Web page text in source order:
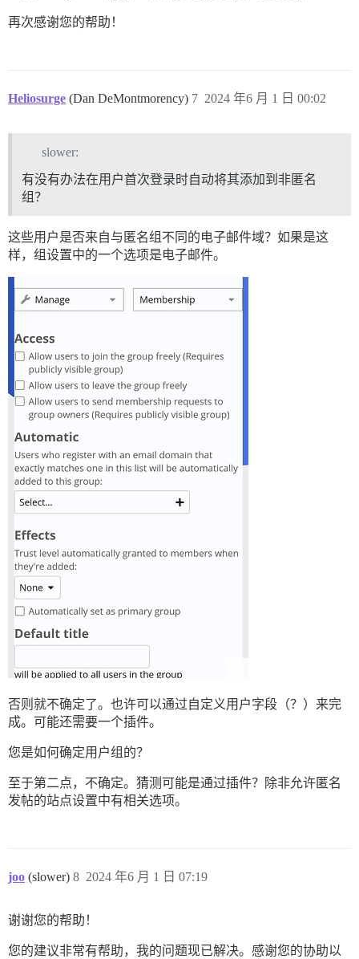
再次感谢您的帮助！
Heliosurge (Dan DeMontmorency) 2024 年6 月 1 日 00:02
7
slower:
有没有办法在用户首次登录时自动将其添加到非匿名
组？
这些用户是否来自与匿名组不同的电子邮件域？如果是这
样，组设置中的一个选项是电子邮件。
否则就不确定了。也许可以通过自定义用户字段（？）来完
成。可能还需要一个插件。
您是如何确定用户组的？
至于第二点，不确定。猜测可能是通过插件？除非允许匿名
发帖的站点设置中有相关选项。
joo (slower) 2024 年6 月 1 日 07:19
8
谢谢您的帮助！
您的建议非常有帮助，我的问题现已解决。感谢您的协助以